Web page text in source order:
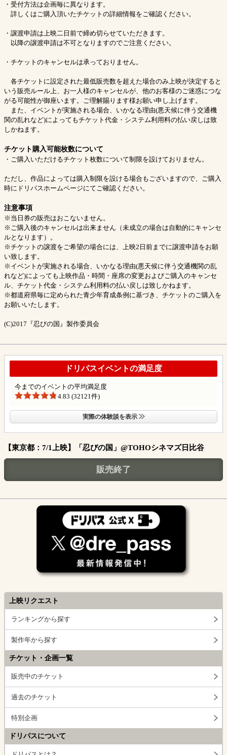
・受付方法は企画毎に異なります。
詳しくはご購入頂いたチケットの詳細情報をご確認ください。
・譲渡申請は上映二日前で締め切らせていただきます。
以降の譲渡申請は不可となりますのでご注意ください。
・チケットのキャンセルは承っておりません。
各チケットに設定された最低販売数を超えた場合のみ上映が決定すると
いう販売ルール上、お一人様のキャンセルが、他のお客様のご迷惑につな
がる可能性が御座います。ご理解賜ります様お願い申し上げます。
また、イベントが実施される場合、いかなる理由(悪天候に伴う交通機
関の乱れなど)によってもチケット代金・システム利用料の払い戻しは致
しかねます。
チケット購入可能枚数について
・ご購入いただけるチケット枚数について制限を設けておりません。
ただし、作品によっては購入制限を設ける場合もございますので、ご購入
時にドリパスホームページにてご確認ください。
注意事項
※当日券の販売はおこないません。
※ご購入後のキャンセルは出来ません（未成立の場合は自動的にキャンセ
ルとなります）。
※チケットの譲渡をご希望の場合には、上映2日前までに譲渡申請をお願
い致します。
※イベントが実施される場合、いかなる理由(悪天候に伴う交通機関の乱
れなど)によっても上映作品・時間・座席の変更およびご購入のキャンセ
ル、チケット代金・システム利用料の払い戻しは致しかねます。
※都道府県毎に定められた青少年育成条例に基づき、チケットのご購入を
お願いいたします。
(C)2017『忍びの国』製作委員会
ドリパスイベントの満足度
今までのイベントの平均満足度
4.83 (32121件)
実際の体験談を表示
【東京都：7/1上映】「忍びの国」@TOHOシネマズ日比谷
販売終了
上映リクエスト
ランキングから探す
製作年から探す
チケット・企画一覧
販売中のチケット
過去のチケット
特別企画
ドリパスについて